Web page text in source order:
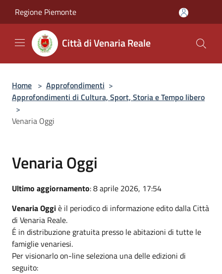
Regione Piemonte
Città di Venaria Reale
Home > Approfondimenti >
Approfondimenti di Cultura, Sport, Storia e Tempo libero
>
Venaria Oggi
Venaria Oggi
Ultimo aggiornamento: 8 aprile 2026, 17:54
Venaria Oggiè il periodico di informazione edito dalla Città
di Venaria Reale.
É in distribuzione gratuita presso le abitazioni di tutte le
famiglie venariesi.
Per visionarlo on-line seleziona una delle edizioni di
seguito: